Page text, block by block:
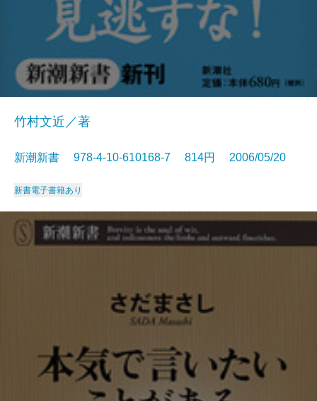
竹村文近／著
新潮新書 978-4-10-610168-7 814円 2006/05/20
新書電子書籍あり